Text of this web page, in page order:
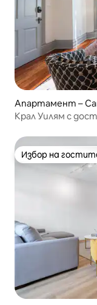
Апартамент –
Крал Уилям с
Избор на
Избор на